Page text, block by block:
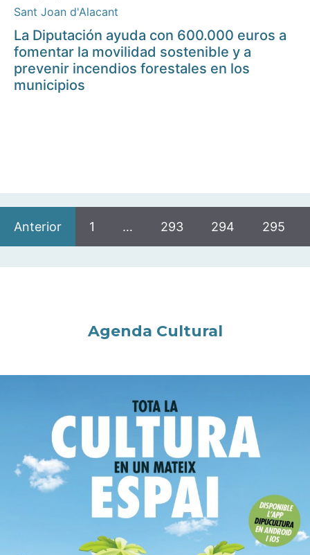
Sant Joan d'Alacant
La Diputación ayuda con 600.000 euros a
fomentar la movilidad sostenible y a
prevenir incendios forestales en los
municipios
Anterior 1 … 293 294 295
Agenda Cultural